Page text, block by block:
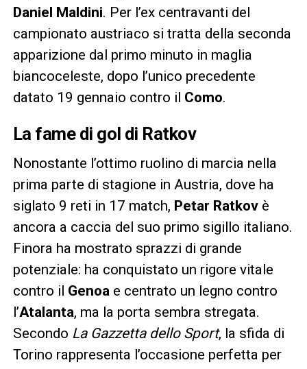
Daniel Maldini. Per l’ex centravanti del
campionato austriaco si tratta della seconda
apparizione dal primo minuto in maglia
biancoceleste, dopo l’unico precedente
datato 19 gennaio contro il Como.
La fame di gol di Ratkov
Nonostante l’ottimo ruolino di marcia nella
prima parte di stagione in Austria, dove ha
siglato 9 reti in 17 match, Petar Ratkovè
ancora a caccia del suo primo sigillo italiano.
Finora ha mostrato sprazzi di grande
potenziale: ha conquistato un rigore vitale
contro il Genoae centrato un legno contro
l’Atalanta, ma la porta sembra stregata.
Secondo La Gazzetta dello Sport, la sfida di
Torino rappresenta l’occasione perfetta per